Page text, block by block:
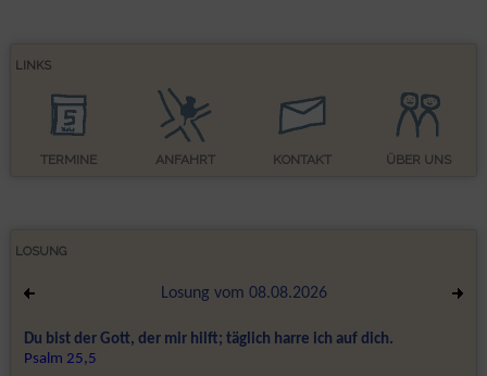
LINKS
TERMINE ANFAHRT KONTAKT ÜBER UNS
LOSUNG